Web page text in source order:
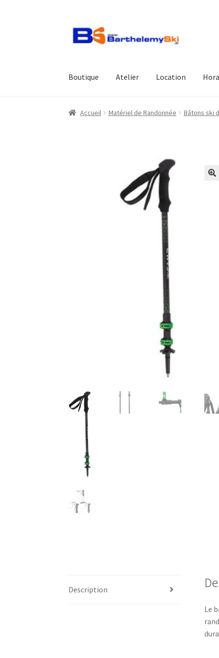
Aller
Aller
Boutique Atelier Location
Accueil Matériel de Randonnée Bâtons ski
Description
Le